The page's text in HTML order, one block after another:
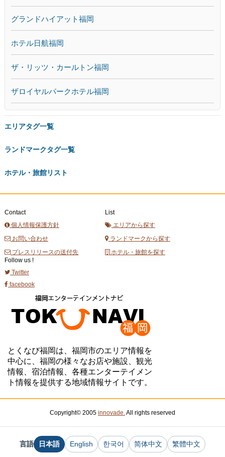
グランドハイアット福岡
ホテル日航福岡
ザ・リッツ・カールトン福岡
ザロイヤルパークホテル福岡
エリアタグ一覧
ランドマークタグ一覧
ホテル・旅館リスト
Contact
個人情報保護方針
お問い合わせ
プレスリリースの送付先
List
エリアから探す
ランドマークから探す
ホテル・旅館を探す
Follow us !
Twitter
facebook
とくなび福岡は、福岡市のエリア情報を
中心に、福岡の様々なお店や施設、観光
情報、宿泊情報、各種エンターテイメン
ト情報を提供する地域情報サイトです。
Copyright© 2005 innovade.All rights reserved
言語 日本語 English 한국어 简体中文 繁體中文